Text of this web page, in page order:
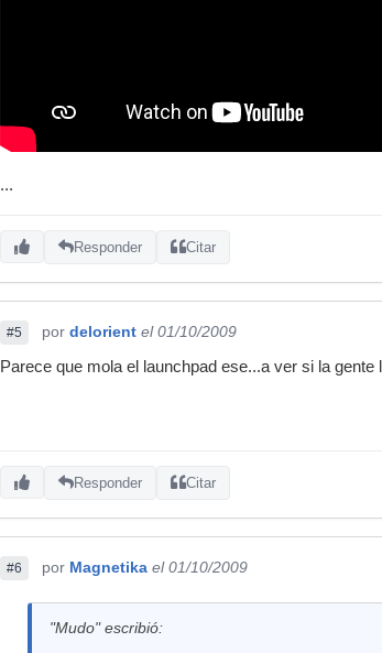
...
Responder Citar
#5 por delorient el 01/10/2009
Parece que mola el launchpad ese...a ver si la
Responder Citar
#6 por Magnetika el 01/10/2009
"Mudo" escribió: